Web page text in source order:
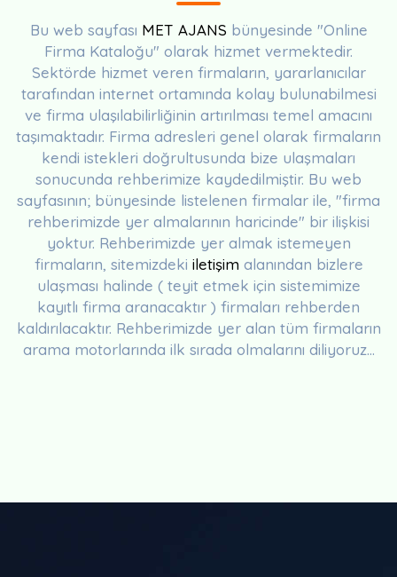
Bu web sayfası MET AJANS bünyesinde "Online
Firma Kataloğu" olarak hizmet vermektedir.
Sektörde hizmet veren firmaların, yararlanıcılar
tarafından internet ortamında kolay bulunabilmesi
ve firma ulaşılabilirliğinin artırılması temel amacını
taşımaktadır. Firma adresleri genel olarak firmaların
kendi istekleri doğrultusunda bize ulaşmaları
sonucunda rehberimize kaydedilmiştir. Bu web
sayfasının; bünyesinde listelenen firmalar ile, "firma
rehberimizde yer almalarının haricinde" bir ilişkisi
yoktur. Rehberimizde yer almak istemeyen
firmaların, sitemizdeki iletişim alanından bizlere
ulaşması halinde ( teyit etmek için sistemimize
kayıtlı firma aranacaktır ) firmaları rehberden
kaldırılacaktır. Rehberimizde yer alan tüm firmaların
arama motorlarında ilk sırada olmalarını diliyoruz...